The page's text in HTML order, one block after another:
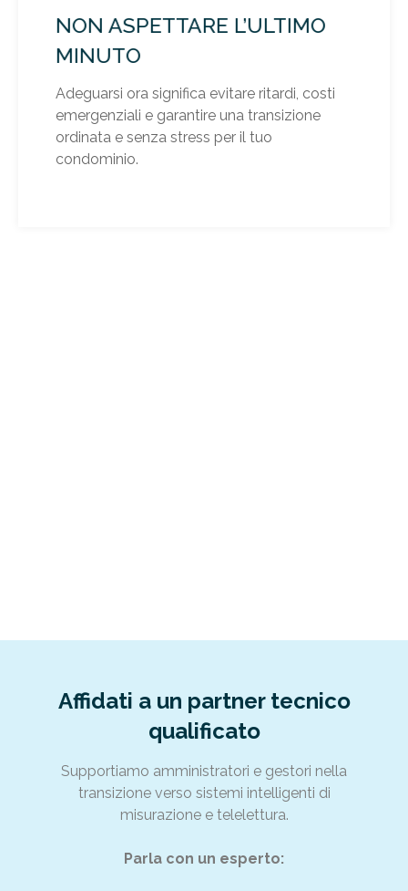
NON ASPETTARE L’ULTIMO
MINUTO
Adeguarsi ora significa evitare ritardi, costi
emergenziali e garantire una transizione
ordinata e senza stress per il tuo
condominio.
Affidati a un partner tecnico
qualificato
Supportiamo amministratori e gestori nella
transizione verso sistemi intelligenti di
misurazione e telelettura.
Parla con un esperto: